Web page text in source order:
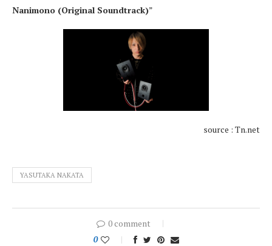
Nanimono (Original Soundtrack)”
source : Tn.net
YASUTAKA NAKATA
0 comment
0